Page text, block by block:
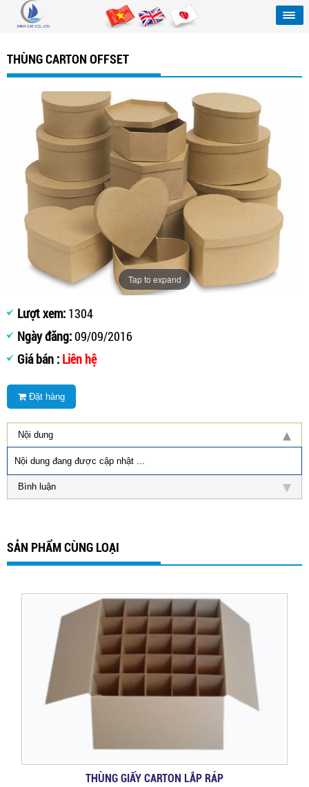
THÙNG CARTON OFFSET
Tap to expand
Lượt xem: 1304
Ngày đăng:09/09/2016
Giá bán : Liên hệ
Đặt hàng
Nội dung
Nội dung đang được cập nhật ...
Bình luận
SẢN PHẨM CÙNG LOẠI
THÙNG GIẤY CARTON LẮP RÁP